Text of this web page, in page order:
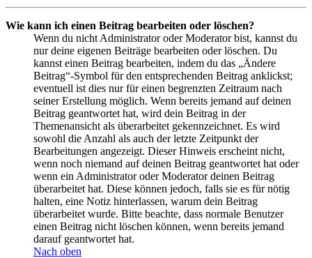
Wie kann ich einen Beitrag bearbeiten oder löschen?
Wenn du nicht Administrator oder Moderator bist, kannst du
nur deine eigenen Beiträge bearbeiten oder löschen. Du
kannst einen Beitrag bearbeiten, indem du das „Ändere
Beitrag“-Symbol für den entsprechenden Beitrag anklickst;
eventuell ist dies nur für einen begrenzten Zeitraum nach
seiner Erstellung möglich. Wenn bereits jemand auf deinen
Beitrag geantwortet hat, wird dein Beitrag in der
Themenansicht als überarbeitet gekennzeichnet. Es wird
sowohl die Anzahl als auch der letzte Zeitpunkt der
Bearbeitungen angezeigt. Dieser Hinweis erscheint nicht,
wenn noch niemand auf deinen Beitrag geantwortet hat oder
wenn ein Administrator oder Moderator deinen Beitrag
überarbeitet hat. Diese können jedoch, falls sie es für nötig
halten, eine Notiz hinterlassen, warum dein Beitrag
überarbeitet wurde. Bitte beachte, dass normale Benutzer
einen Beitrag nicht löschen können, wenn bereits jemand
darauf geantwortet hat.
Nach oben